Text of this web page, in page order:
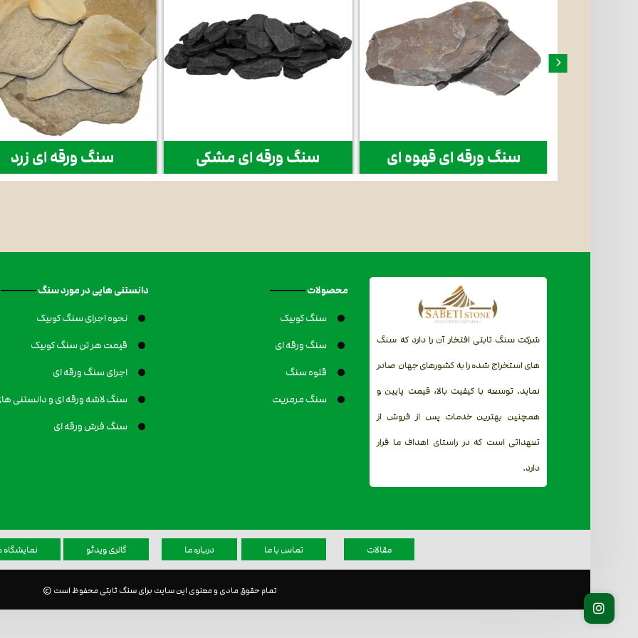
سنگ ورقه ای زرد سنگ ورقه ای مشکی سنگ ورقه ای قهوه ای
شرکت سنگ ثابتی افتخار آن را دارد که سنگ
های استخراج شده را به کشورهای جهان صادر
نماید. توسعه با کیفیت بالا، قیمت پایین و
همچنین بهترین خدمات پس از فروش از
تعهداتی است که در راستای اهداف ما قرار
دارد.
محصولات
سنگ کوبیک
سنگ ورقه ای
قلوه سنگ
سنگ مرمریت
دانستنی هایی در مورد سنگ
نحوه اجرای سنگ کوبیک
قیمت هر تن سنگ کوبیک
اجرای سنگ ورقه ای
سنگ لاشه ورقه ای و دانستنی
سنگ فرش ورقه ای
مقالات تماس با ما درباره ما گالری ویدئو نمایشگاه
تمام حقوق مادی و معنوی این سایت برای سنگ ثابتی محفوظ است ©